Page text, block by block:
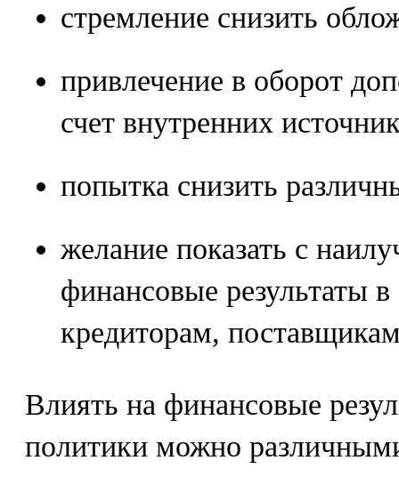
стремление снизить
привлечение в оборот
счет внутренних
попытка снизить
желание показать с
финансовые результаты
кредиторам,
Влиять на финансовые
политики можно